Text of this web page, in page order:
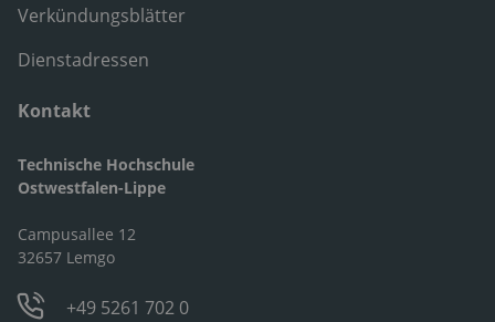
Verkündungsblätter
Dienstadressen
Kontakt
Technische Hochschule
Ostwestfalen-Lippe
Campusallee 12
32657 Lemgo
+49 5261 702 0